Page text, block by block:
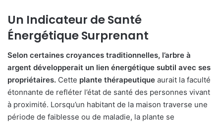
Un Indicateur de Santé
Énergétique Surprenant
Selon certaines croyances traditionnelles, l’arbre à
argent développerait un lien énergétique subtil avec ses
propriétaires. Cette plante thérapeutique aurait la faculté
étonnante de refléter l’état de santé des personnes vivant
à proximité. Lorsqu’un habitant de la maison traverse une
période de faiblesse ou de maladie, la plante se